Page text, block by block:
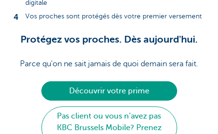
digitale
Vos proches sont protégés dès votre premier versement
Protégez vos proches. Dès aujourd'hui.
Parce qu'on ne sait jamais de quoi demain sera fait.
Découvrir votre prime
Pas client ou vous n’avez pas
KBC Brussels Mobile? Prenez